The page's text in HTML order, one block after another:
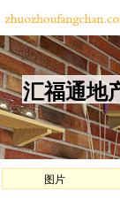
汇福通地
图片